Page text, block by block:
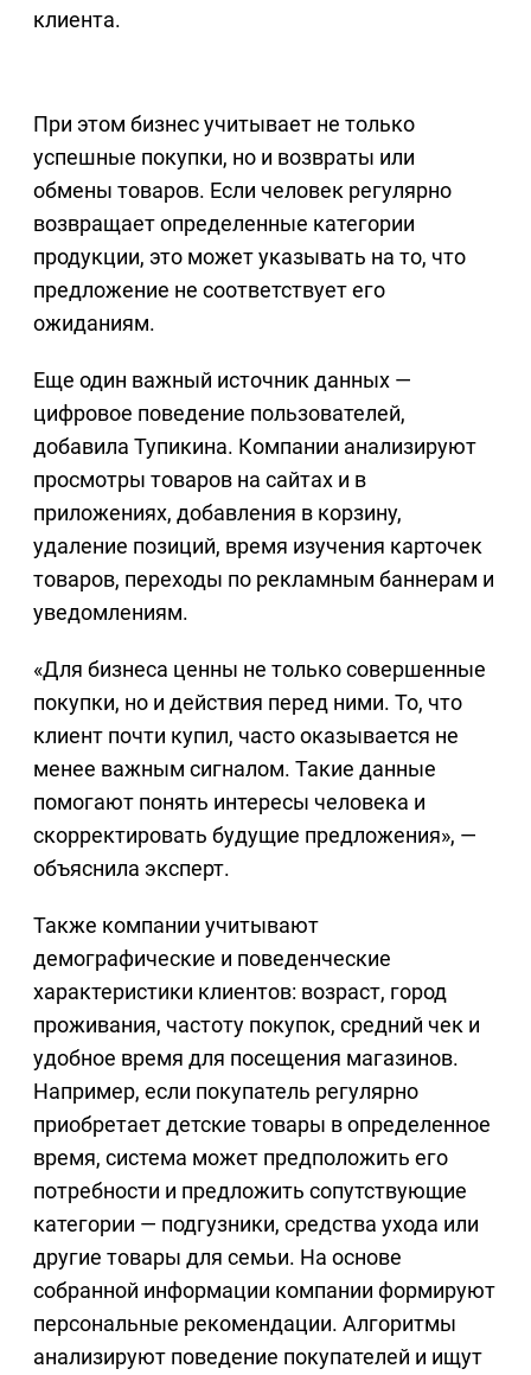
клиента.
При этом бизнес учитывает не только
успешные покупки, но и возвраты или
обмены товаров. Если человек регулярно
возвращает определенные категории
продукции, это может указывать на то, что
предложение не соответствует его
ожиданиям.
Еще один важный источник данных —
цифровое поведение пользователей,
добавила Тупикина. Компании анализируют
просмотры товаров на сайтах и в
приложениях, добавления в корзину,
удаление позиций, время изучения карточек
товаров, переходы по рекламным баннерам и
уведомлениям.
«Для бизнеса ценны не только совершенные
покупки, но и действия перед ними. То, что
клиент почти купил, часто оказывается не
менее важным сигналом. Такие данные
помогают понять интересы человека и
скорректировать будущие предложения», —
объяснила эксперт.
Также компании учитывают
демографические и поведенческие
характеристики клиентов: возраст, город
проживания, частоту покупок, средний чек и
удобное время для посещения магазинов.
Например, если покупатель регулярно
приобретает детские товары в определенное
время, система может предположить его
потребности и предложить сопутствующие
категории — подгузники, средства ухода или
другие товары для семьи. На основе
собранной информации компании формируют
персональные рекомендации. Алгоритмы
анализируют поведение покупателей и ищут